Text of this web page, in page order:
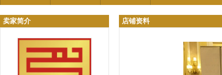
卖家简介 店铺资料